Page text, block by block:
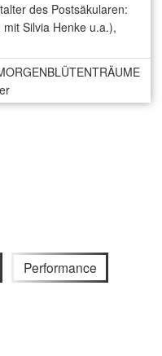
des Postsäkularen:
Silvia Henke u.a.),
Performance